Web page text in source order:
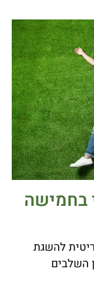
בחמישה
להשגת
השלבים